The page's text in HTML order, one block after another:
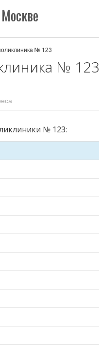
№ 123
№ 123
№ 123: